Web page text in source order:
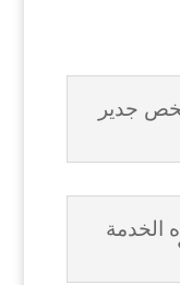
جدير
الخدمة